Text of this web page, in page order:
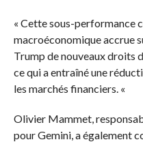
« Cette sous-performance
macroéconomique accrue
Trump de nouveaux droits
ce qui a entraîné une
les marchés financiers. «
Olivier Mammet,
pour Gemini, a également